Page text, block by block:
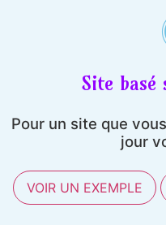
Site basé
Pour un site que
jour
VOIR UN EXEMPLE